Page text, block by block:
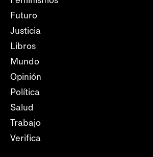
Futuro
Justicia
Libros
Mundo
Opinión
Política
Salud
Trabajo
Verifica